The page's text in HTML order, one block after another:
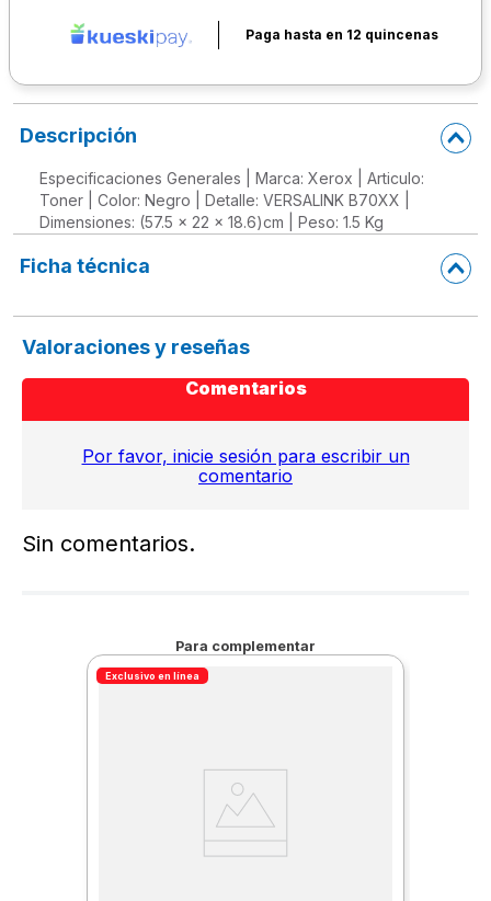
Paga hasta en 12 quincenas
Descripción
Especificaciones Generales | Marca: Xerox | Articulo:
Toner | Color: Negro | Detalle: VERSALINK B70XX |
Dimensiones: (57.5 x 22 x 18.6)cm | Peso: 1.5 Kg
Ficha técnica
Valoraciones y reseñas
Comentarios
Por favor, inicie sesión para escribir un
comentario
Sin comentarios.
Para complementar
Exclusivo en línea